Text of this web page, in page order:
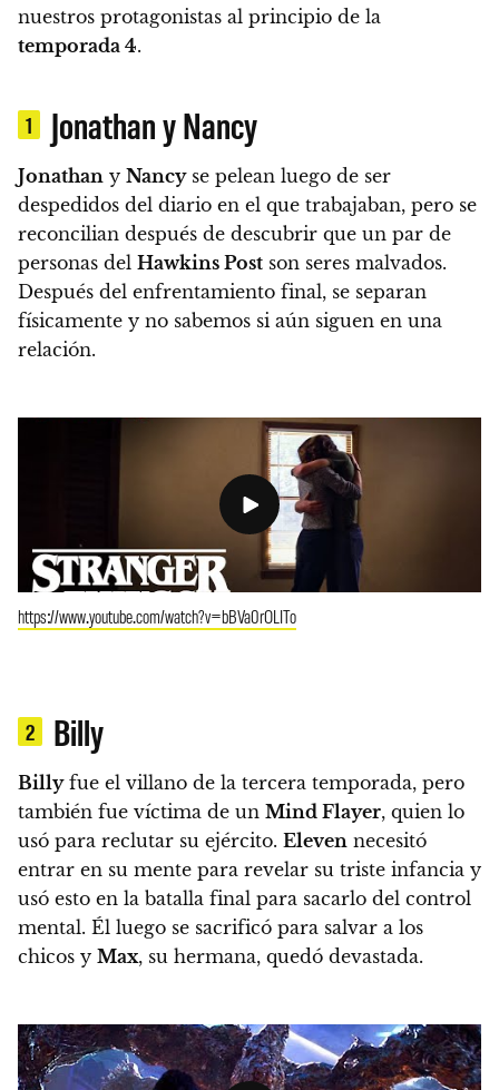
nuestros protagonistas al principio de la
temporada 4.
1 Jonathan y Nancy
Jonathan y Nancyse pelean luego de ser
despedidos del diario en el que trabajaban, pero se
reconcilian después de descubrir que un par de
personas del Hawkins Post son seres malvados.
Después del enfrentamiento final, se separan
físicamente y no sabemos si aún siguen en una
relación.
https://www.youtube.com/watch?v=bBVa0rOLITo
2 Billy
Billyfue el villano de la tercera temporada, pero
también fue víctima de un Mind Flayer, quien lo
usó para reclutar su ejército. Eleven necesitó
entrar en su mente para revelar su triste infancia y
usó esto en la batalla final para sacarlo del control
mental. Él luego se sacrificó para salvar a los
chicos y Max, su hermana, quedó devastada.